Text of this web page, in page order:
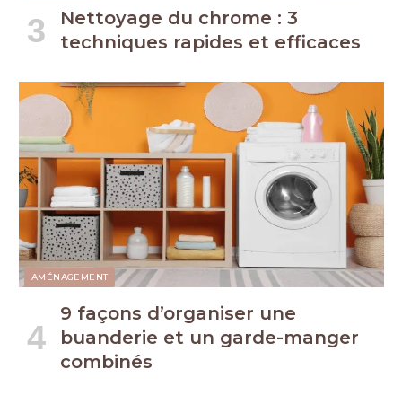
Nettoyage du chrome : 3
techniques rapides et efficaces
AMÉNAGEMENT
9 façons d’organiser une
buanderie et un garde-manger
combinés